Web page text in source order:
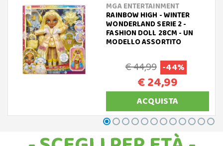
MGA ENTERTAINMENT
RAINBOW HIGH - WINTER
WONDERLAND SERIE 2 -
FASHION DOLL 28CM - UN
MODELLO ASSORTITO
€ 44,99 -44%
€ 24,99
ACQUISTA